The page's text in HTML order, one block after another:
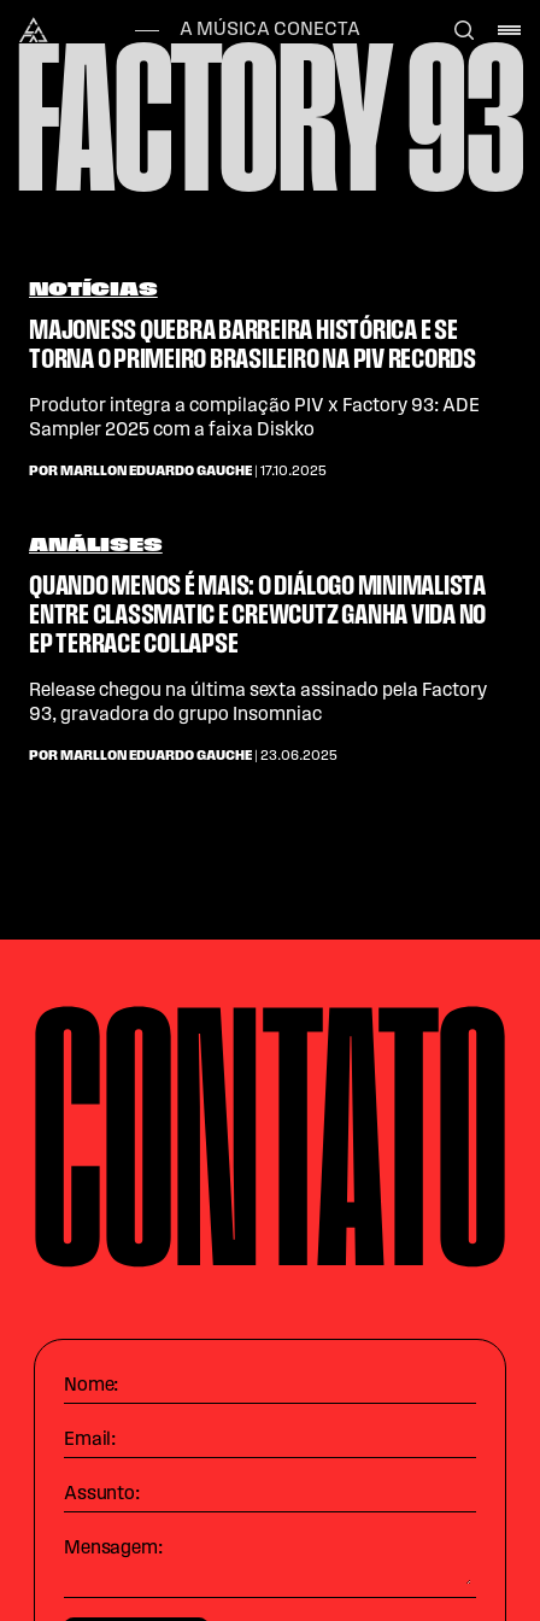
Alataj
A MÚSICA CONECTA
FACTORY 93
NOTÍCIAS
MAJONESS QUEBRA BARREIRA HISTÓRICA E SE
TORNA O PRIMEIRO BRASILEIRO NA PIV RECORDS
Produtor integra a compilação PIV x Factory 93: ADE
Sampler 2025 com a faixa Diskko
POR MARLLON EDUARDO GAUCHE | 17.10.2025
ANÁLISES
QUANDO MENOS É MAIS: O DIÁLOGO MINIMALISTA
ENTRE CLASSMATIC E CREWCUTZ GANHA VIDA NO
EP TERRACE COLLAPSE
Release chegou na última sexta assinado pela Factory
93, gravadora do grupo Insomniac
POR MARLLON EDUARDO GAUCHE | 23.06.2025
CONTATO
Nome:
Email:
Assunto:
Mensagem: